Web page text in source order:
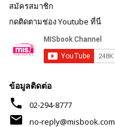
สมัครสมาชิก
กดติดตามช่อง Youtube ที่นี่
ข้อมูลติดต่อ
phone 02-294-8777
mail
no-reply@misbook.com